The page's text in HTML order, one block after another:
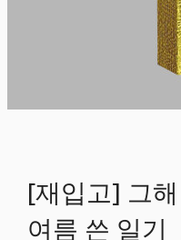
[재입고] 그해
여름 쓴 일기